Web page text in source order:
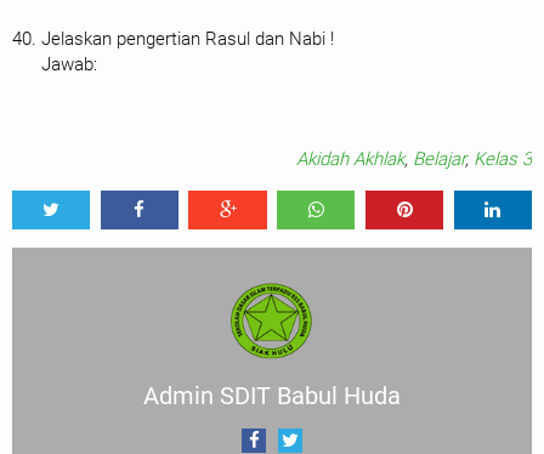
40. Jelaskan pengertian Rasul dan Nabi !
Jawab:
Akidah Akhlak, Belajar, Kelas 3
Tweet Share 0
Share Share Share Share
Admin SDIT Babul Huda